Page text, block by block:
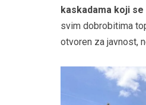
kaskadama koji
svim dobrobitima
otvoren za javnost,